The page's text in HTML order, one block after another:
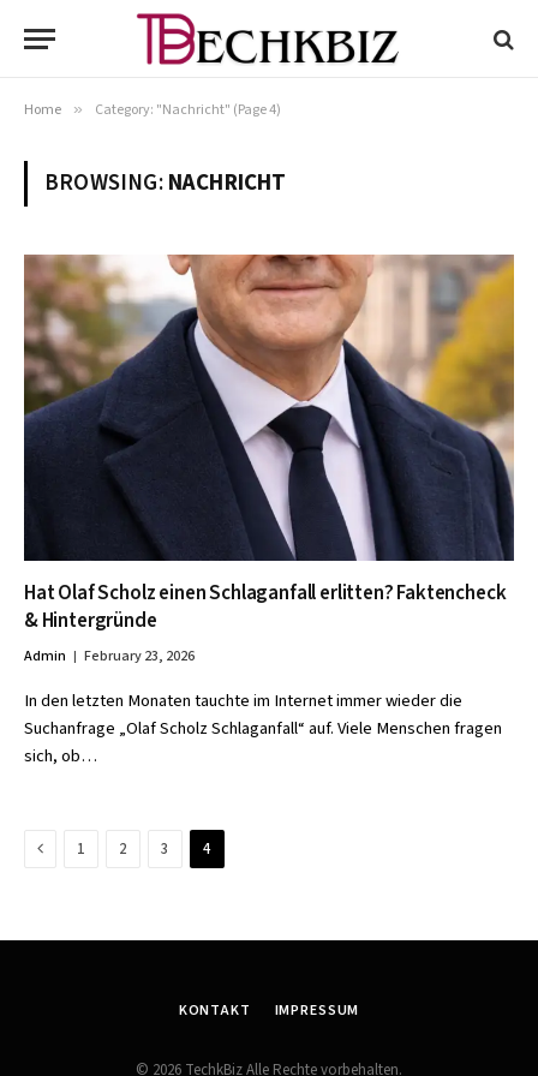
Home » Category: "Nachricht" (Page 4)
BROWSING:NACHRICHT
Hat Olaf Scholz einen Schlaganfall erlitten? Faktencheck
& Hintergründe
Admin February 23, 2026
In den letzten Monaten tauchte im Internet immer wieder die
Suchanfrage „Olaf Scholz Schlaganfall“ auf. Viele Menschen fragen
sich, ob…
Previous
1 2 3 4
KONTAKT IMPRESSUM
© 2026 TechkBiz Alle Rechte vorbehalten.